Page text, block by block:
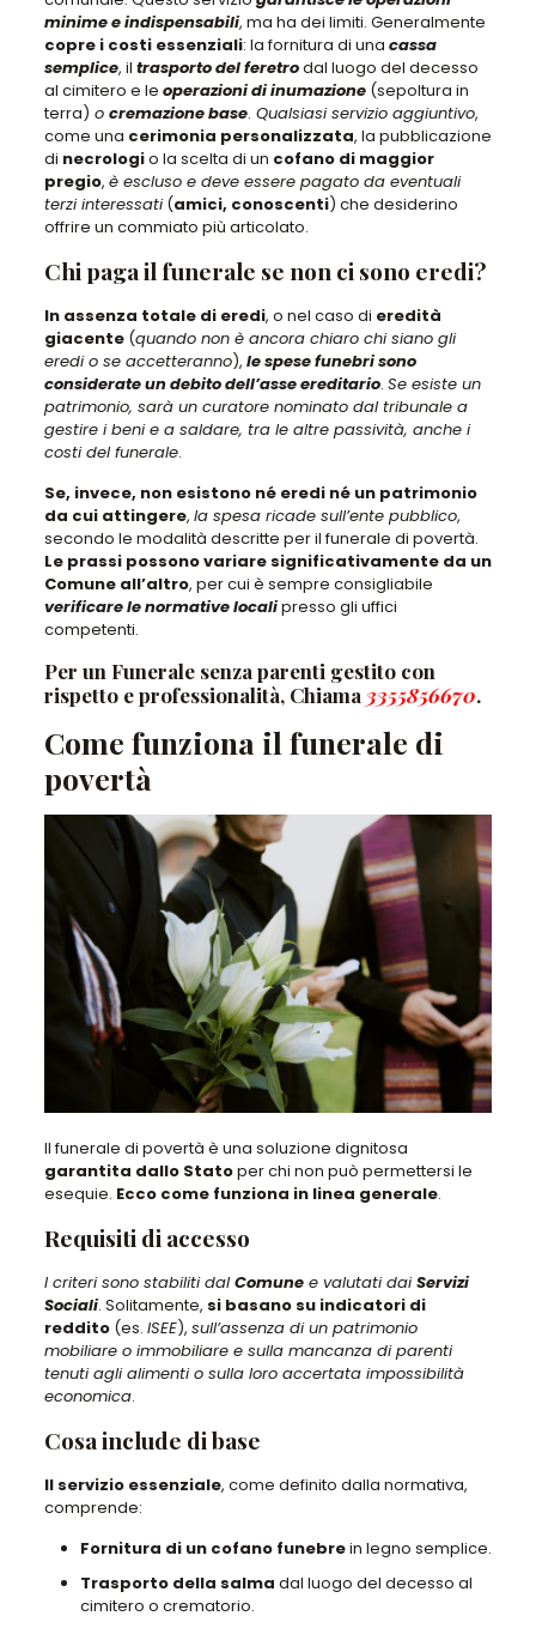
minime e indispensabili, ma ha dei limiti. Generalmente
copre i costi essenziali: la fornitura di una cassa
semplice, il trasporto del feretrodal luogo del decesso
al cimitero e le operazioni di inumazione(sepoltura in
terra) o cremazione base. Qualsiasi servizio aggiuntivo,
come una cerimonia personalizzata, la pubblicazione
di necrologio la scelta di un cofano di maggior
pregio, è escluso e deve essere pagato da eventuali
terzi interessati(amici, conoscenti) che desiderino
offrire un commiato più articolato.
Chi paga il funerale se non ci sono eredi?
In assenza totale di eredi, o nel caso di eredità
giacente(quando non è ancora chiaro chi siano gli
eredi o se accetteranno), le spese funebri sono
considerate un debito dell’asse ereditario. Se esiste un
patrimonio, sarà un curatore nominato dal tribunale a
gestire i beni e a saldare, tra le altre passività, anche i
costi del funerale.
Se, invece, non esistono né eredi né un patrimonio
da cui attingere, la spesa ricade sull’ente pubblico,
secondo le modalità descritte per il funerale di povertà.
Le prassi possono variare significativamente da un
Comune all’altro, per cui è sempre consigliabile
verificare le normative localipresso gli uffici
competenti.
Per un Funerale senza parenti gestito con
rispetto e professionalità, Chiama 3355856670.
Come funziona il funerale di
povertà
Il funerale di povertà è una soluzione dignitosa
garantita dallo Statoper chi non può permettersi le
esequie. Ecco come funziona in linea generale.
Requisiti di accesso
I criteri sono stabiliti dalComunee valutati daiServizi
Sociali. Solitamente, si basano su indicatori di
reddito(es. ISEE), sull’assenza di un patrimonio
mobiliare o immobiliare e sulla mancanza di parenti
tenuti agli alimenti o sulla loro accertata impossibilità
economica.
Cosa include di base
Il servizio essenziale, come definito dalla normativa,
comprende:
Fornitura di un cofano funebrein legno semplice.
Trasporto della salma dal luogo del decesso al
cimitero o crematorio.